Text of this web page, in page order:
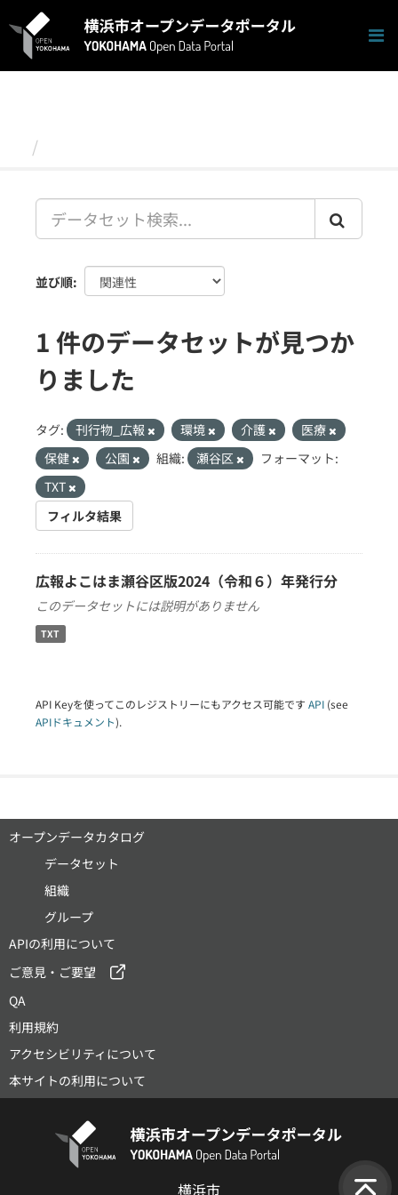
キ
並び順
1 件のデータセットが見つか
りました
タグ: 刊行物_広報 環境 介護
医療
保健
公園 組織: 瀬谷区
フォーマット:
TXT
フィルタ結果
広報よこはま瀬谷区版2024（令和６）年発行分
このデータセットには説明がありません
TXT
API Keyを使ってこのレジストリーにもアクセス可能です API (see
APIドキュメント).
オープンデータカタログ
データセット
組織
グループ
APIの利用について
ご意見・ご要望
QA
利用規約
アクセシビリティについて
本サイトの利用について
横浜市